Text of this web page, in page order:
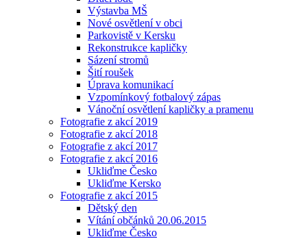
Výstavba MŠ
Nové osvětlení v obci
Parkovistě v Kersku
Rekonstrukce kapličky
Sázení stromů
Šití roušek
Úprava komunikací
Vzpomínkový fotbalový zápas
Vánoční osvětlení kapličky a pramenu
Fotografie z akcí 2019
Fotografie z akcí 2018
Fotografie z akcí 2017
Fotografie z akcí 2016
Ukliďme Česko
Ukliďme Kersko
Fotografie z akcí 2015
Dětský den
Vítání občánků 20.06.2015
Ukliďme Česko